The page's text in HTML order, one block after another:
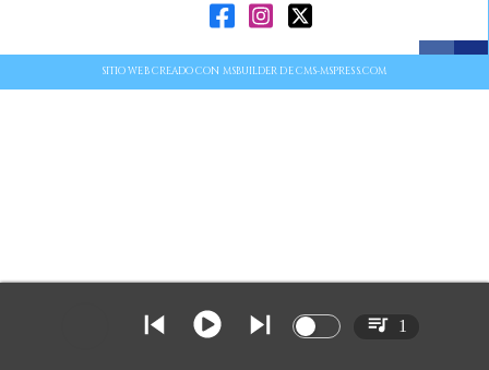
SITIO WEB CREADO CON MSBUILDER DE CMS-MSPRESS.COM
1